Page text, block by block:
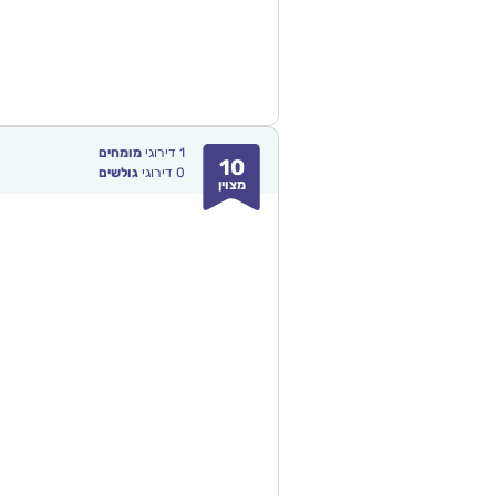
10
מצוין
1 דירוגימומחים
0 דירוגיגולשים